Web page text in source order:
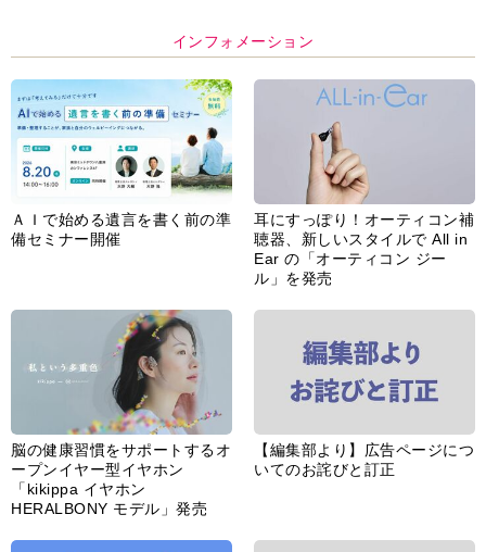
ＡＩで始める遺言を書く前の準
備セミナー開催
耳にすっぽり！オーティコン補
聴器、新しいスタイルで All in
Ear の「オーティコン ジー
ル」を発売
脳の健康習慣をサポートするオ
ープンイヤー型イヤホン
「kikippa イヤホン
HERALBONY モデル」発売
【編集部より】広告ページにつ